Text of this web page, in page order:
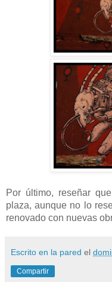
Por último, reseñar
plaza, aunque no lo
renovado con nuevas
Escrito en la pared el
Compartir